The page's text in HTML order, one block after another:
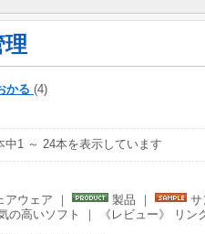
かる (4)
1 ～ 24本を表示しています
アウェア ｜ 製品 ｜ サ
の高いソフト ｜ 《レビュー》 リン